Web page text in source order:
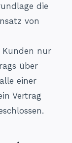
die
von
Kunden nur
über
einer
Vertrag